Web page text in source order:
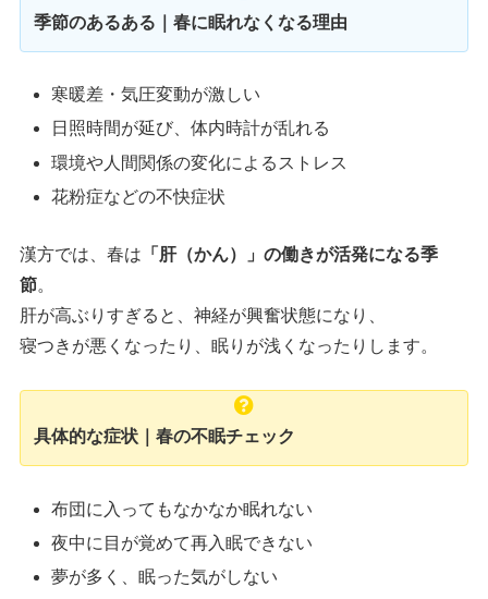
季節のあるある｜春に眠れなくなる理由
寒暖差・気圧変動が激しい
日照時間が延び、体内時計が乱れる
環境や人間関係の変化によるストレス
花粉症などの不快症状
漢方では、春は 「肝（かん）」の働きが活発になる季
節。
肝が高ぶりすぎると、神経が興奮状態になり、
寝つきが悪くなったり、眠りが浅くなったりします。
具体的な症状｜春の不眠チェック
布団に入ってもなかなか眠れない
夜中に目が覚めて再入眠できない
夢が多く、眠った気がしない